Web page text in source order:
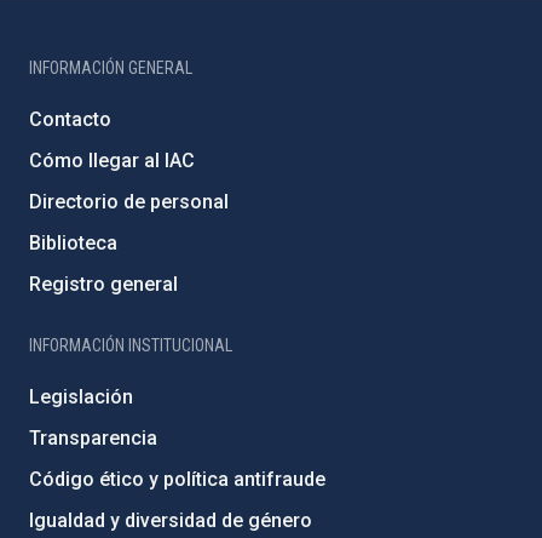
INFORMACIÓN GENERAL
Contacto
Cómo llegar al IAC
Directorio de personal
Biblioteca
Registro general
INFORMACIÓN INSTITUCIONAL
Legislación
Transparencia
Código ético y política antifraude
Igualdad y diversidad de género